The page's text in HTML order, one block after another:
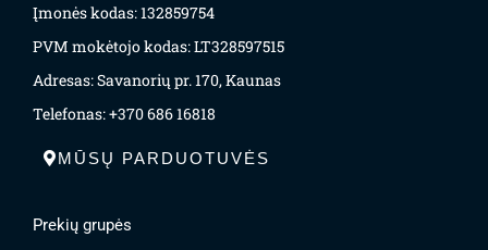
Įmonės kodas: 132859754
PVM mokėtojo kodas: LT328597515
Adresas: Savanorių pr. 170, Kaunas
Telefonas: +370 686 16818
MŪSŲ PARDUOTUVĖS
Prekių grupės